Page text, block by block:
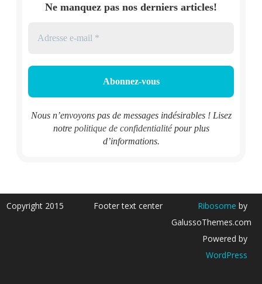
Ne manquez pas nos derniers articles!
Nous n’envoyons pas de messages indésirables ! Lisez
notre politique de confidentialitépour plus
d’informations.
Copyright 2015 Footer text center Ribosome by
GalussoThemes.com
Powered by
WordPress